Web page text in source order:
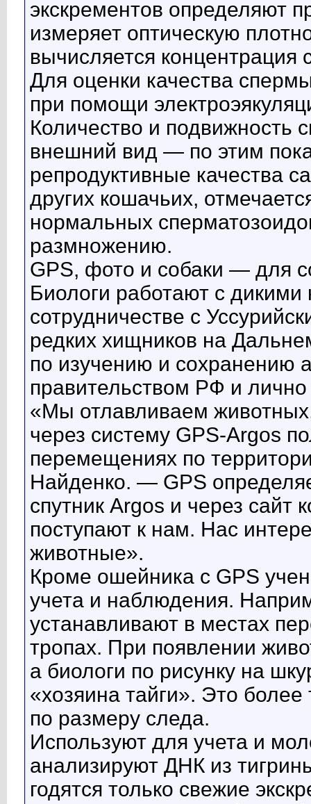
экскрементов определяют
измеряет оптическую
вычисляется концентрация
Для оценки качества
при помощи
Количество и подвижность
внешний вид — по этим
репродуктивные качества
других кошачьих,
нормальных
размножению.
GPS, фото и собаки — для
Биологи работают с
сотрудничестве с
редких хищников на
по изучению и сохранению
правительством РФ и
«Мы отлавливаем
через систему GPS-Argos
перемещениях по
Найденко. — GPS
спутник Argos и через
поступают к нам. Нас
животные».
Кроме ошейника с GPS
учета и наблюдения.
устанавливают в местах
тропах. При появлении
а биологи по рисунку на
«хозяина тайги». Это
по размеру следа.
Используют для учета и
анализируют ДНК из
годятся только свежие